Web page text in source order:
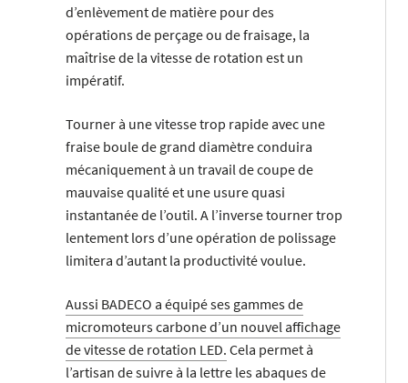
d’enlèvement de matière pour des
opérations de perçage ou de fraisage, la
maîtrise de la vitesse de rotation est un
impératif.
Tourner à une vitesse trop rapide avec une
fraise boule de grand diamètre conduira
mécaniquement à un travail de coupe de
mauvaise qualité et une usure quasi
instantanée de l’outil. A l’inverse tourner trop
lentement lors d’une opération de polissage
limitera d’autant la productivité voulue.
Aussi BADECO a équipé ses gammes de
micromoteurs carbone d’un nouvel affichage
de vitesse de rotation LED. Cela permet à
l’artisan de suivre à la lettre les abaques de